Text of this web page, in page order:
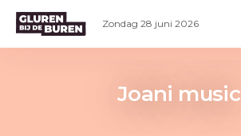
Joani music
Zondag 28 juni 2026